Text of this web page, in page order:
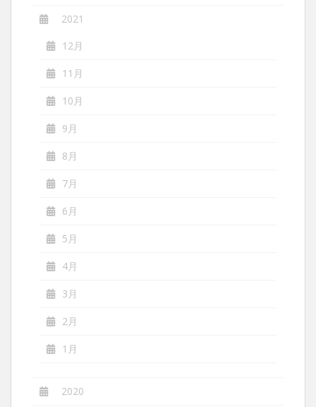
2021
12月
11月
10月
9月
8月
7月
6月
5月
4月
3月
2月
1月
2020